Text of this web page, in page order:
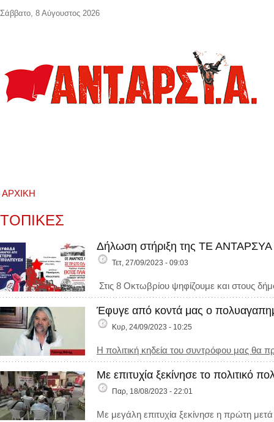
ΑΡΧΙΚΉ
ΤΟΠΙΚΕΣ
Δήλωση στήριξη της ΤΕ ΑΝΤΑΡΣΥΑ
Τετ, 27/09/2023 - 09:03
Στις 8 Οκτωβρίου ψηφίζουμε και στους
Έφυγε από κοντά μας ο
Κυρ, 24/09/2023 - 10:25
Η πολιτική κηδεία του συντρόφου μας θα
Με επιτυχία ξεκίνησε το πολιτικό
Παρ, 18/08/2023 - 22:01
Με μεγάλη επιτυχία ξεκίνησε η πρώτη
Σάββατο, 8 Αύγουστος 2026